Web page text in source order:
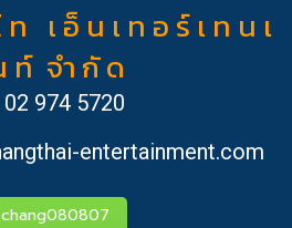
เ อ็ น เ ท อ ร์ เ ท น เ
ท์ จำ กั ด
02 974 5720
entertainment.com